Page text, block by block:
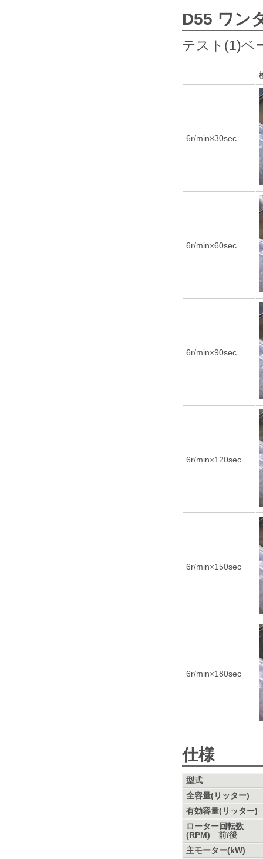
D55 ワン
テスト(1)ベ
6r/min×30sec
6r/min×60sec
6r/min×90sec
6r/min×120sec
6r/min×150sec
6r/min×180sec
仕様
型式
全容量(リッター)
有効容量(リッター)
ローター回転数
(RPM) 前/後
主モーター(kW)